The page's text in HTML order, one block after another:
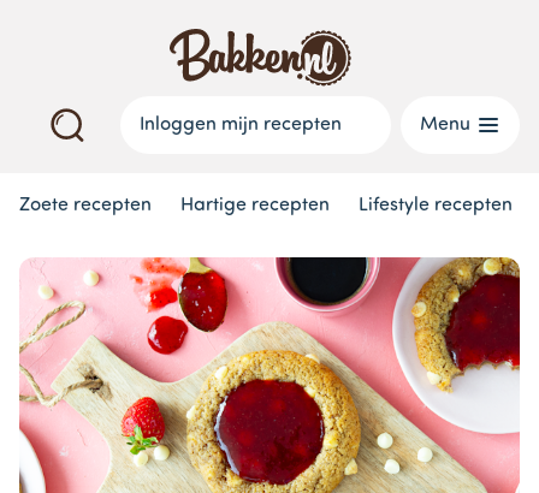
Inloggen mijn recepten Menu
Zoete recepten Hartige recepten Lifestyle recepten